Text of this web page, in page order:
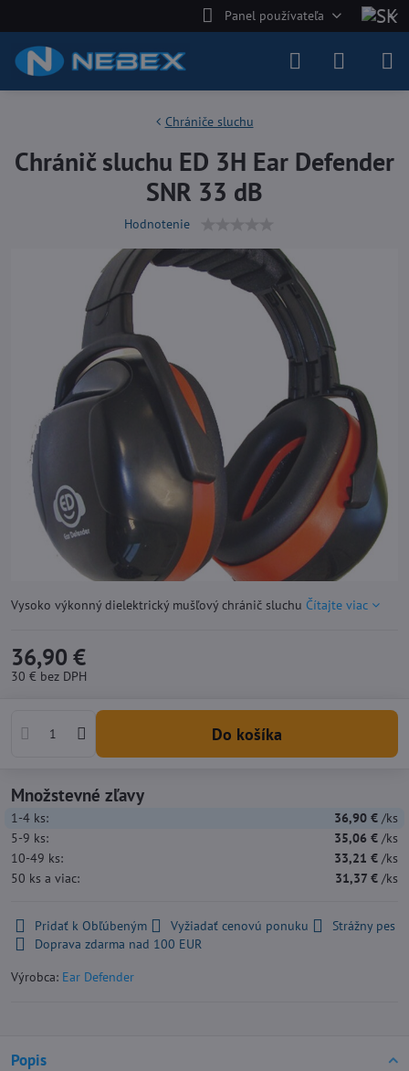
Panel používateľa
Chrániče sluchu
Chránič sluchu ED 3H Ear Defender
SNR 33 dB
Hodnotenie
Vysoko výkonný dielektrický mušľový chránič sluchu Čítajte viac
36,90 €
30 € bez DPH
Do košíka
Množstevné zľavy
1-4 ks: 36,90 € /ks
5-9 ks: 35,06 € /ks
10-49 ks: 33,21 € /ks
50 ks a viac: 31,37 € /ks
Pridať k Obľúbeným Vyžiadať cenovú ponuku
Strážny pes
Doprava zdarma nad 100 EUR
Výrobca: Ear Defender
Popis